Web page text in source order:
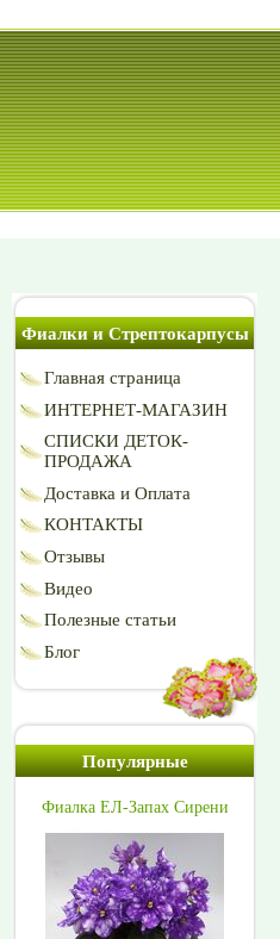
Фиалки и Стрептокарпусы
Главная страница
ИНТЕРНЕТ-МАГАЗИН
СПИСКИ ДЕТОК-
ПРОДАЖА
Доставка и Оплата
КОНТАКТЫ
Отзывы
Видео
Полезные статьи
Блог
Популярные
Фиалка ЕЛ-Запах Сирени